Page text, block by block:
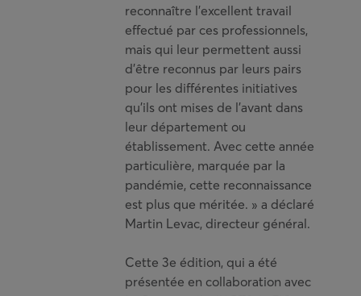
reconnaître l’excellent travail
effectué par ces professionnels,
mais qui leur permettent aussi
d’être reconnus par leurs pairs
pour les différentes initiatives
qu’ils ont mises de l’avant dans
leur département ou
établissement. Avec cette année
particulière, marquée par la
pandémie, cette reconnaissance
est plus que méritée. » a déclaré
Martin Levac, directeur général.
Cette 3e édition, qui a été
présentée en collaboration avec